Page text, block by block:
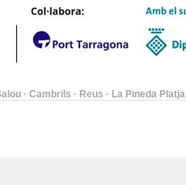
· Cambrils · Reus · La Pineda Platja